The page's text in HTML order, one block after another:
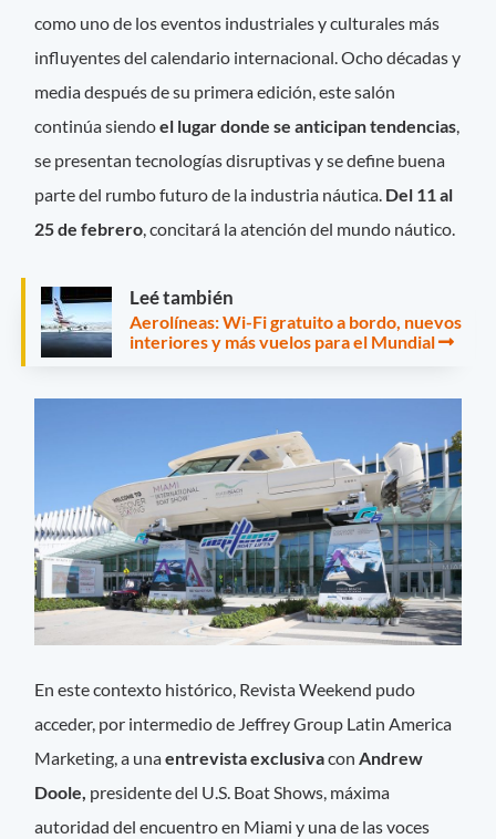
como uno de los eventos industriales y culturales más
influyentes del calendario internacional. Ocho décadas y
media después de su primera edición, este salón
continúa siendoel lugar donde se anticipan tendencias
se presentan tecnologías disruptivas y se define buena
parte del rumbo futuro de la industria náutica. Del 11 al
25 de febrero , concitará la atención del mundo náutico.
Leé también
Aerolíneas: Wi-Fi gratuito a bordo, nuevos
interiores y más vuelos para el Mundial
En este contexto histórico, Revista Weekend pudo
acceder, por intermedio de Jeffrey Group Latin America
Marketing, a unaentrevista exclusivaconAndrew
Doole, presidente del U.S. Boat Shows, máxima
autoridad del encuentro en Miami y una de las voces